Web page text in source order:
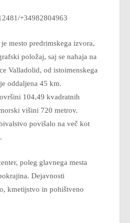
+34982804963
mesto predrimskega izvora,
položaj, saj se nahaja na
Valladolid, od istoimenskega
oddaljena 45 km.
104,49 kvadratnih
višini 720 metrov.
povišalo na več kot
poleg glavnega mesta
Dejavnosti
kmetijstvo in pohištveno